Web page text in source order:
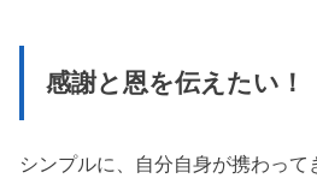
感謝と恩を伝えたい！
シンプルに、自分自身が携わって